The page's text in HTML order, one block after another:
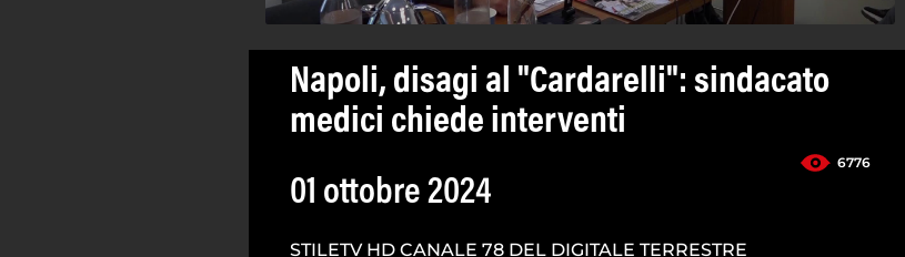
Napoli, disagi al "Cardarelli": sindacato
medici chiede interventi
6776
01 ottobre 2024
STILETV HD CANALE 78 DEL DIGITALE TERRESTRE